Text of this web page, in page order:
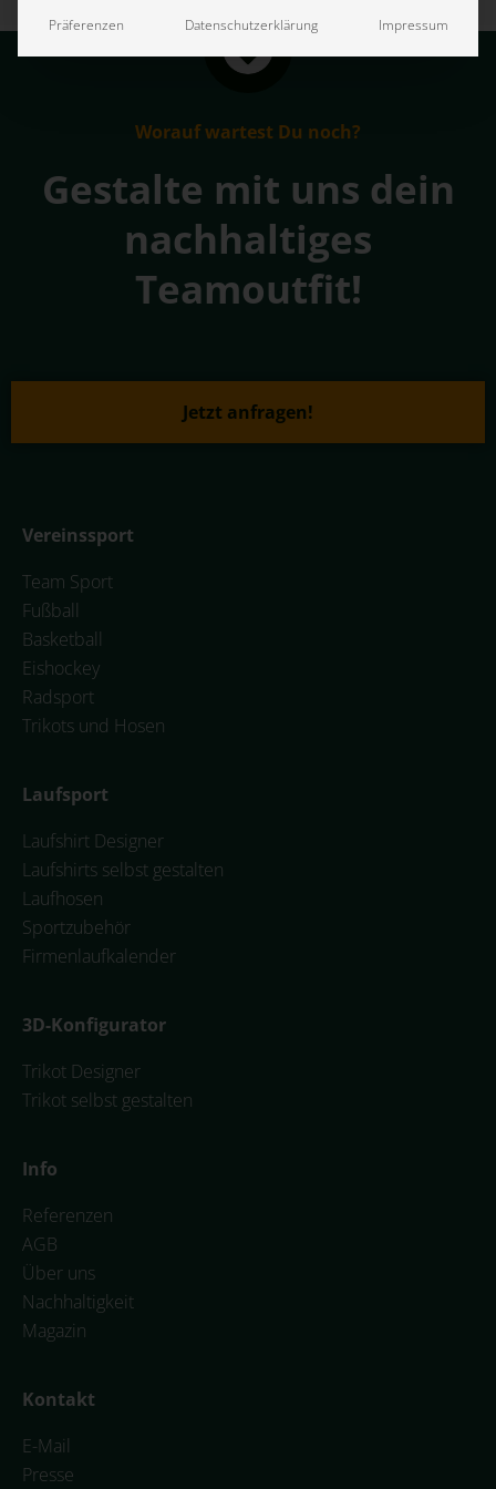
Worauf wartest Du noch?
Gestalte mit uns dein
nachhaltiges
Teamoutfit!
Jetzt anfragen!
Vereinssport
Team Sport
Fußball
Basketball
Eishockey
Radsport
Trikots und Hosen
Laufsport
Laufshirt Designer
Laufshirts selbst gestalten
Laufhosen
Sportzubehör
Firmenlaufkalender
3D-Konfigurator
Trikot Designer
Trikot selbst gestalten
Info
Referenzen
AGB
Über uns
Nachhaltigkeit
Magazin
Kontakt
E-Mail
Presse
Präferenzen Datenschutzerklärung Impressum